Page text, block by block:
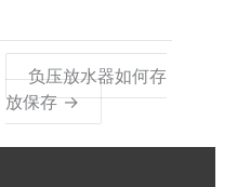
负压放水器如何存
放保存 →